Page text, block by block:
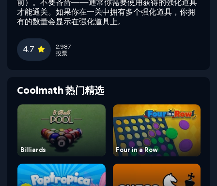
前）。不要吝啬——通常你需要使用获得的强化道具
才能通关。如果你在一关中拥有多个强化道具，你拥
有的数量会显示在强化道具上。
4.7
2,987
投票
Coolmath 热门精选
Billiards Four in a Row